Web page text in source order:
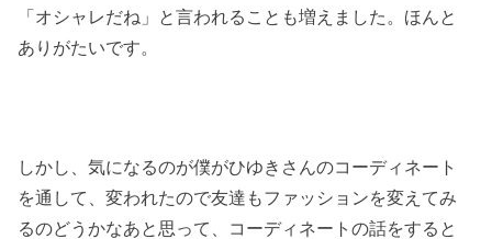
「オシャレだね」と言われることも増えました。ほんと
ありがたいです。
しかし、気になるのが僕がひゆきさんのコーディネート
を通して、変われたので友達もファッションを変えてみ
るのどうかなあと思って、コーディネートの話をすると